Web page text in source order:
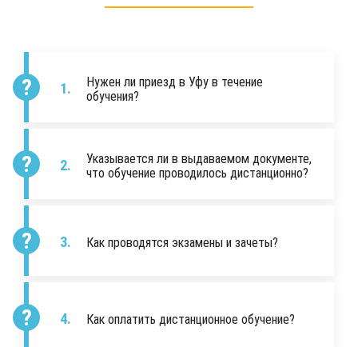
Нужен ли приезд в Уфу в течение
обучения?
Указывается ли в выдаваемом документе,
что обучение проводилось дистанционно?
Как проводятся экзамены и зачеты?
Как оплатить дистанционное обучение?